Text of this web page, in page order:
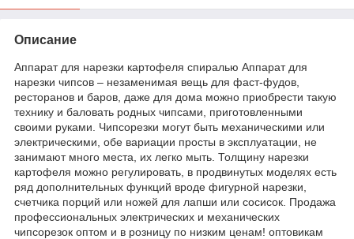
Описание
Аппарат для нарезки картофеля спиралью Аппарат для
нарезки чипсов – незаменимая вещь для фаст-фудов,
ресторанов и баров, даже для дома можно приобрести такую
технику и баловать родных чипсами, приготовленными
своими руками. Чипсорезки могут быть механическими или
электрическими, обе вариации просты в эксплуатации, не
занимают много места, их легко мыть. Толщину нарезки
картофеля можно регулировать, в продвинутых моделях есть
ряд дополнительных функций вроде фигурной нарезки,
счетчика порций или ножей для лапши или сосисок. Продажа
профессиональных электрических и механических
чипсорезок оптом и в розницу по низким ценам! оптовикам